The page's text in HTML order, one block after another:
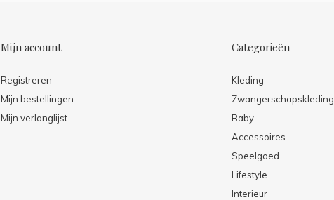
Mijn account
Registreren
Mijn bestellingen
Mijn verlanglijst
Categorieën
Kleding
Zwangerschapskleding
Baby
Accessoires
Speelgoed
Lifestyle
Interieur